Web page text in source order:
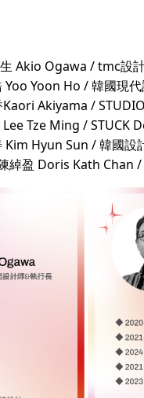
Akio Ogawa / tmc設
Yoon Ho / 韓國現
Akiyama /
Tze Ming / STUCK
Hyun Sun / 韓國設
綽盈 Doris Kath Chan /